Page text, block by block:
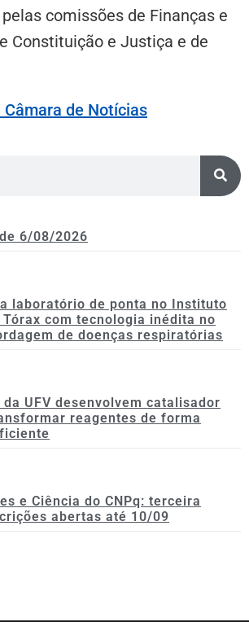
comissões de Finanças e
Constituição e Justiça e de
Câmara de Notícias
6/08/2026
laboratório de ponta no Instituto
Tórax com tecnologia inédita no
de doenças respiratórias
UFV desenvolvem catalisador
reagentes de forma
e Ciência do CNPq: terceira
abertas até 10/09